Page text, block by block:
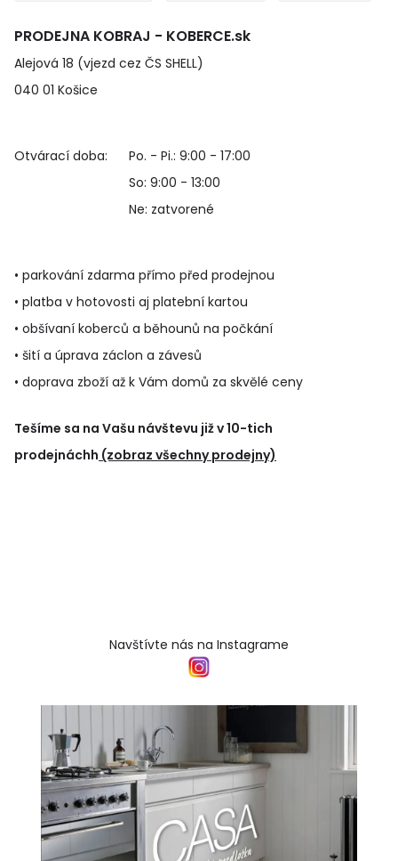
PRODEJNA KOBRAJ - KOBERCE.sk
Alejová 18 (vjezd cez ČS SHELL)
040 01 Košice
Otvárací doba:
Po. - Pi.: 9:00 - 17:00
So: 9:00 - 13:00
Ne: zatvorené
• parkování zdarma přímo před prodejnou
• platba v hotovosti aj platební kartou
• obšívaní koberců a běhounů na počkání
• šití a úprava záclon a závesů
• doprava zboží až k Vám domů za skvělé ceny
Tešíme sa na Vašu návštevu již v 10-tich
prodejnáchh (zobraz všechny prodejny)
Navštívte nás na Instagrame